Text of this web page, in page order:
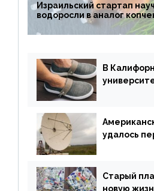
Израильский стартап
водоросли в аналог
В
удалось
Старый
новую